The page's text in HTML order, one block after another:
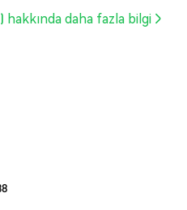
hakkında daha fazla bilgi